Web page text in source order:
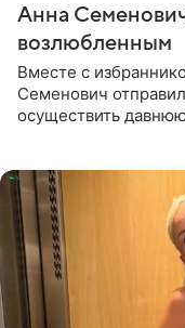
Анна
возлюбленным
Вместе с
Семенович
осуществить